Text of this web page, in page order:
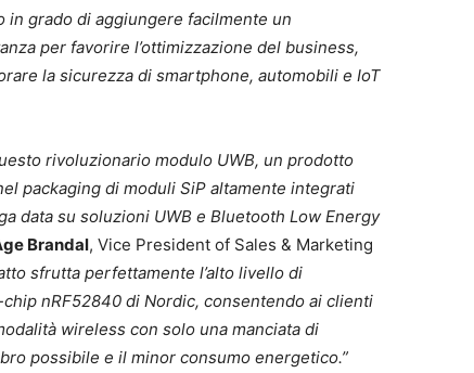
in grado di aggiungere facilmente un
per favorire l’ottimizzazione del business,
la sicurezza di smartphone, automobili e IoT
rivoluzionario modulo UWB, un prodotto
packaging di moduli SiP altamente integrati
data su soluzioni UWB e Bluetooth Low Energy
Brandal, Vice President of Sales & Marketing
sfrutta perfettamente l’alto livello di
nRF52840 di Nordic, consentendo ai clienti
wireless con solo una manciata di
possibile e il minor consumo energetico.”